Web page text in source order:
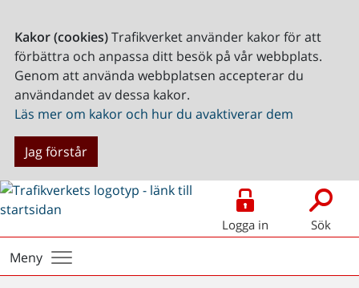
Kakor (cookies)Trafikverket använder kakor för att
förbättra och anpassa ditt besök på vår webbplats.
Genom att använda webbplatsen accepterar du
användandet av dessa kakor.
Läs mer om kakor och hur du avaktiverar dem
Jag förstår
Logga in Sök
Meny